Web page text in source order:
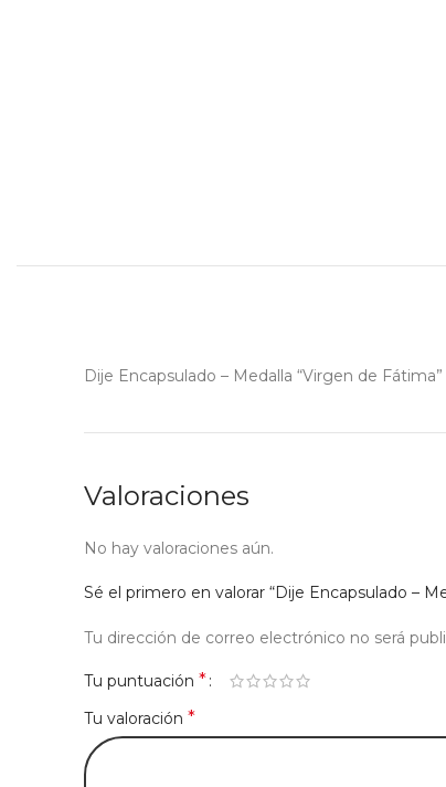
Dije Encapsulado – Medalla “Virgen de
Valoraciones
No hay valoraciones aún.
Sé el primero en valorar “Dije Encapsulado –
Tu dirección de correo electrónico no será
Tu puntuación *
Tu valoración *